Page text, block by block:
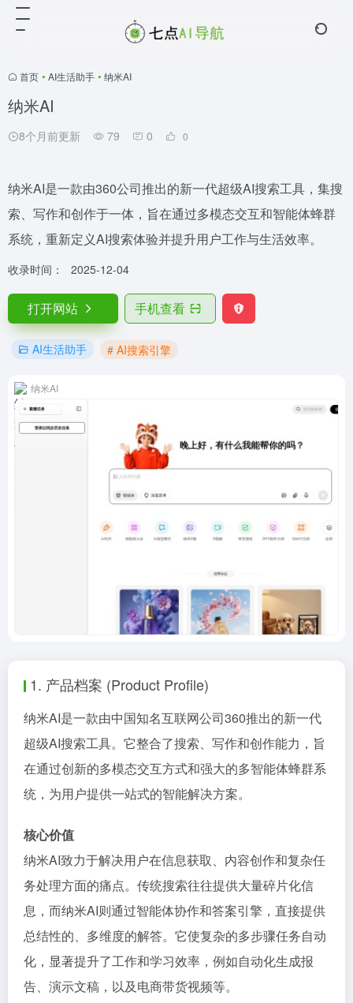
首页 • AI生活助手 • 纳米AI
纳米AI
8个月前更新 79 0 0
纳米AI是一款由360公司推出的新一代超级AI搜索工具，集搜
索、写作和创作于一体，旨在通过多模态交互和智能体蜂群
系统，重新定义AI搜索体验并提升用户工作与生活效率。
收录时间： 2025-12-04
打开网站 手机查看
AI生活助手 # AI搜索引擎
纳米AI
1. 产品档案 (Product Profile)
纳米AI是一款由中国知名互联网公司360推出的新一代
超级AI搜索工具。它整合了搜索、写作和创作能力，旨
在通过创新的多模态交互方式和强大的多智能体蜂群系
统，为用户提供一站式的智能解决方案。
核心价值
纳米AI致力于解决用户在信息获取、内容创作和复杂任
务处理方面的痛点。传统搜索往往提供大量碎片化信
息，而纳米AI则通过智能体协作和答案引擎，直接提供
总结性的、多维度的解答。它使复杂的多步骤任务自动
化，显著提升了工作和学习效率，例如自动化生成报
告、演示文稿，以及电商带货视频等。